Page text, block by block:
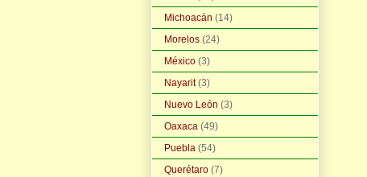
Michoacán (14)
Morelos (24)
México (3)
Nayarit (3)
Nuevo León (3)
Oaxaca (49)
Puebla (54)
Querétaro (7)